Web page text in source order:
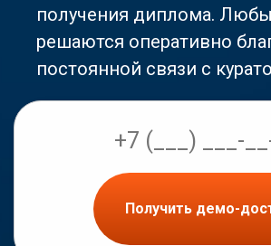
получения диплома.
решаются оперативно
постоянной связи с
Получить демо-